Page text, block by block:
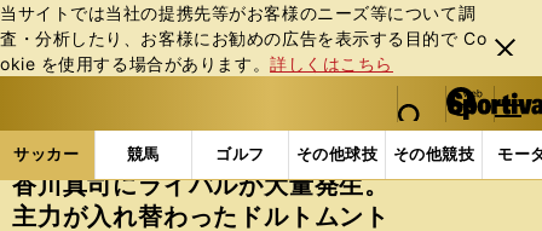
当サイトでは当社の提携先等がお客様のニーズ等について調
査・分析したり、お客様にお勧めの広告を表⽰する⽬的で Co
okie を使⽤する場合があります。詳しくはこちら
閉じ
る
web Sportiva (webスポルティーバ)
検索
マイペ
ー
ジ
メニュ
サッカー 競馬 ゴルフ その他球技 その他競技 モー
ス
ポ
ル
サッカーの記事一覧 海外サッカー 海外サッカー
香川真司にライバルが大量発生。
主力が入れ替わったドルトムント